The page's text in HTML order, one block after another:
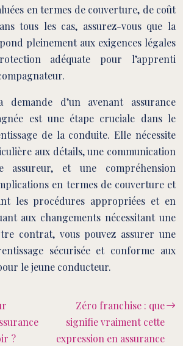
en termes de couverture, de coût
tous les cas, assurez-vous que la
pleinement aux exigences légales
adéquate pour l’apprenti
demande d’un avenant assurance
est une étape cruciale dans le
de la conduite. Elle nécessite
aux détails, une communication
assureur, et une compréhension
en termes de couverture et
les procédures appropriées et en
aux changements nécessitant une
contrat, vous pouvez assurer une
sécurisée et conforme aux
le jeune conducteur.
?
Zéro franchise : que
signifie vraiment cette
expression en assurance